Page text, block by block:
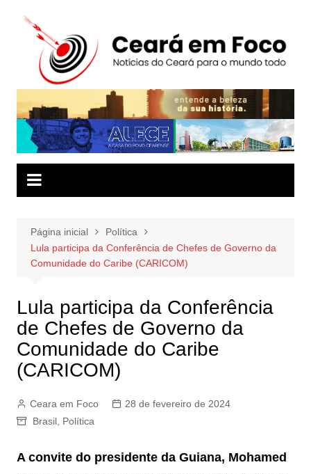
conteúdo
Página inicial
Política
Lula participa da Conferência de Chefes de Governo da
Comunidade do Caribe (CARICOM)
Lula participa da Conferência
de Chefes de Governo da
Comunidade do Caribe
(CARICOM)
Ceara em Foco
28 de fevereiro de 2024
Brasil, Política
A convite do presidente da Guiana, Mohamed